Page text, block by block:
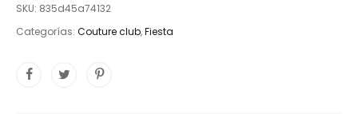
SKU: 835d45a74132
Categorías: Couture club,Fiesta